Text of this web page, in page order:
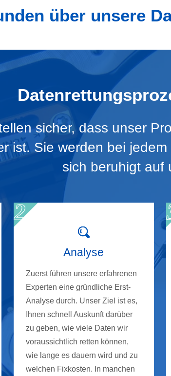
über unsere
sicher, dass unser
ist. Sie werden bei
sich beruhigt auf
Analyse
Zuerst führen unsere erfahrenen
Experten eine gründliche Erst-
Analyse durch. Unser Ziel ist es,
Ihnen schnell Auskunft darüber
zu geben, wie viele Daten wir
voraussichtlich retten können,
wie lange es dauern wird und zu
welchen Fixkosten. In manchen